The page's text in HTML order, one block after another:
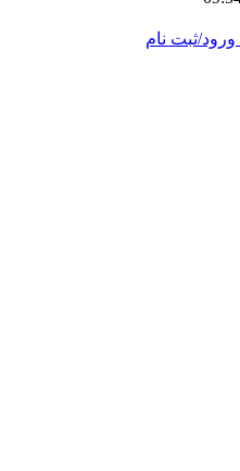
ورود/ثبت نام